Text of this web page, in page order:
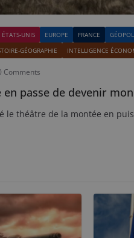
ÉTATS-UNIS EUROPE FRANCE
GÉOGRAPHIE INTELLIGENCE
Comments
passe de devenir
le théâtre de la montée en